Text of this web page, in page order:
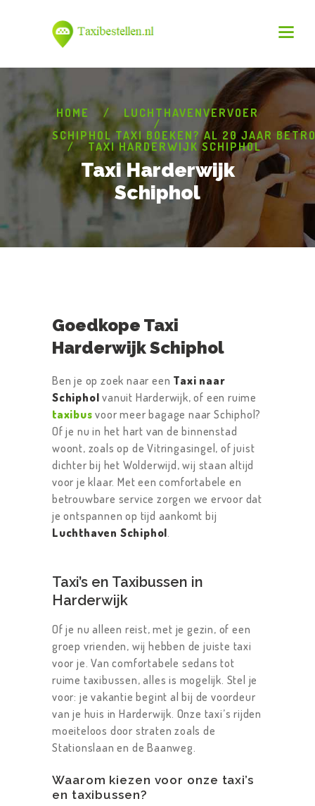
HOME
LUCHTHAVENVERVOER
SCHIPHOL TAXI BOEKEN? AL 20 JAAR
TAXI HARDERWIJK SCHIPHOL
Taxi Harderwijk
Schiphol
Goedkope Taxi
Harderwijk Schiphol
Ben je op zoek naar een Taxi naar
Schiphol vanuit Harderwijk, of een ruime
taxibus voor meer bagage naar Schiphol?
Of je nu in het hart van de binnenstad
woont, zoals op de Vitringasingel, of juist
dichter bij het Wolderwijd, wij staan altijd
voor je klaar. Met een comfortabele en
betrouwbare service zorgen we ervoor dat
je ontspannen op tijd aankomt bij
Luchthaven Schiphol.
Taxi’s en Taxibussen in
Harderwijk
Of je nu alleen reist, met je gezin, of een
groep vrienden, wij hebben de juiste taxi
voor je. Van comfortabele sedans tot
ruime taxibussen, alles is mogelijk. Stel je
voor: je vakantie begint al bij de voordeur
van je huis in Harderwijk. Onze taxi’s rijden
moeiteloos door straten zoals de
Stationslaan en de Baanweg.
Waarom kiezen voor onze taxi’s
en taxibussen?